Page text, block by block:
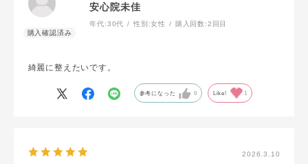
安心院未佳
年代:30代 性別:女性 購入回数:2回目
綺麗に整えたいです。
参考になった 0 Like! 1
2026.3.10